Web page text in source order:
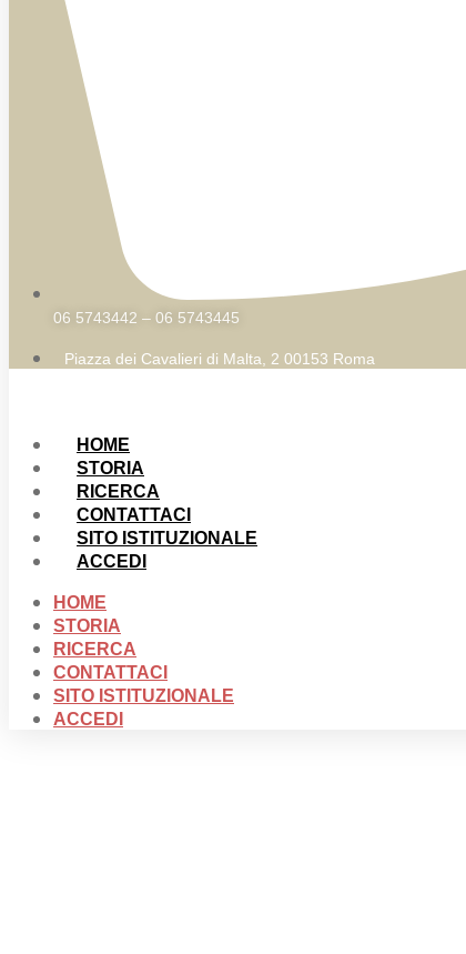
06 5743442 – 06 5743445
Piazza dei Cavalieri di Malta, 2 00153 Roma
HOME
STORIA
RICERCA
CONTATTACI
SITO ISTITUZIONALE
ACCEDI
HOME
STORIA
RICERCA
CONTATTACI
SITO ISTITUZIONALE
ACCEDI